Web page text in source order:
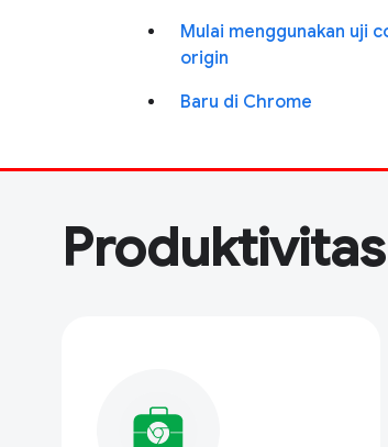
Mulai menggunakan uji
origin
Baru di Chrome